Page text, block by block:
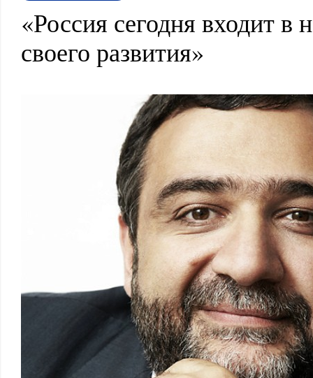
«Россия сегодня входит в
своего развития»